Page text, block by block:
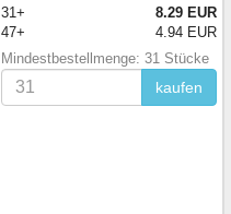
31+
8.29 EUR
47+
4.94 EUR
Mindestbestellmenge: 31 Stücke
kaufen